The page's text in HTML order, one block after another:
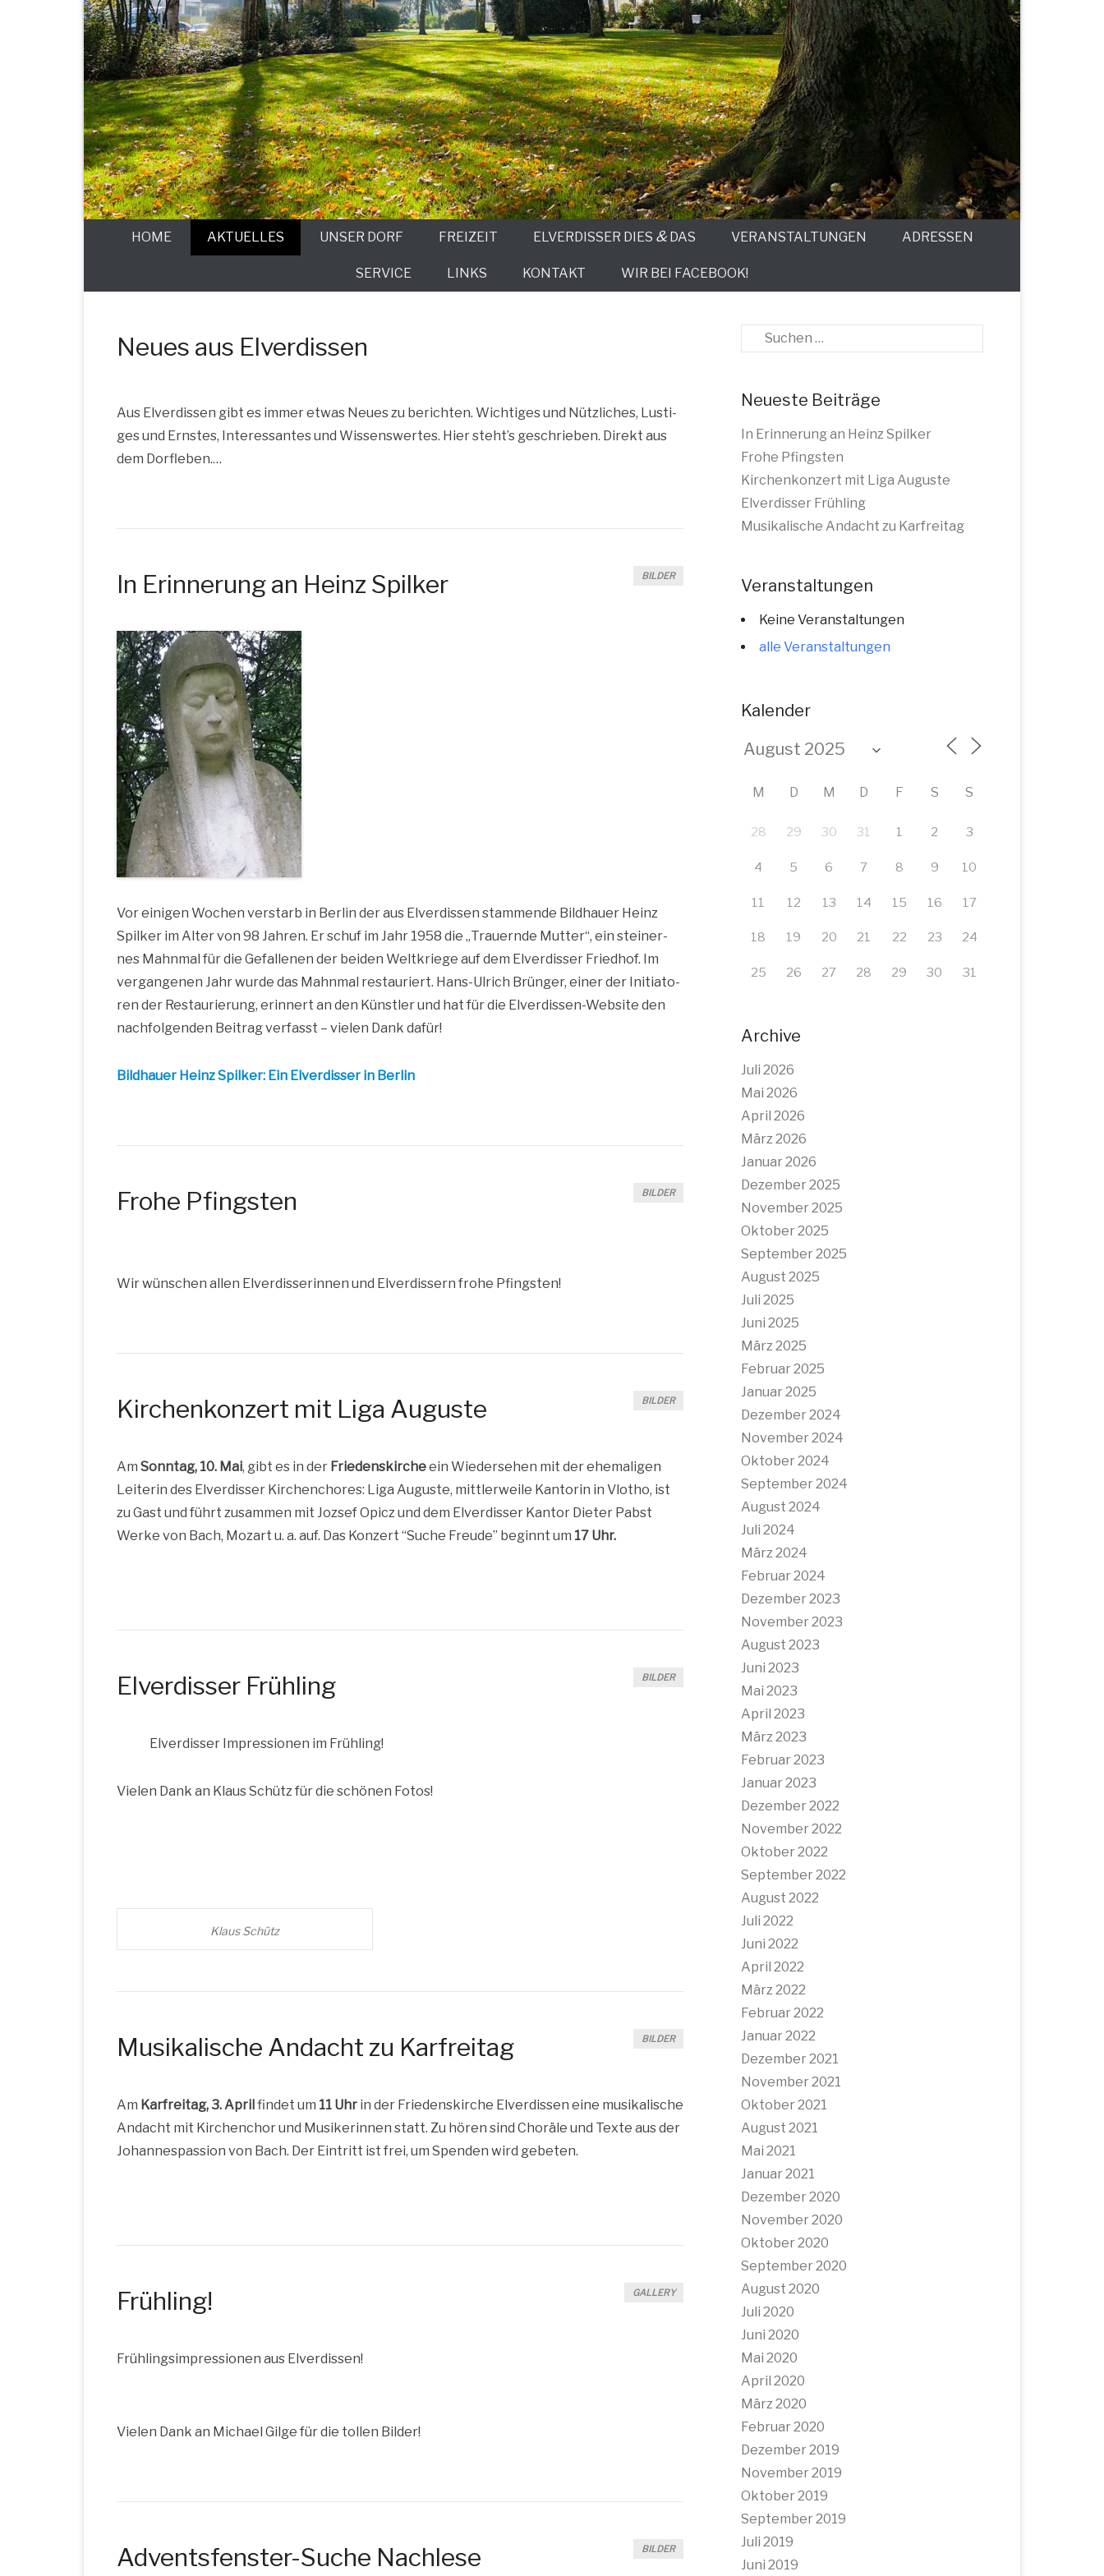
HOME AKTUELLES UNSER DORF FREIZEIT ELVERDISSER DIES &DAS VERANSTALTUNGEN ADRESSEN
SERVICE LINKS KONTAKT WIR BEI FACEBOOK!
Neues aus Elverdissen
Aus Elver­dis­sen gibt es immer etwas Neu­es zu berich­ten. Wich­ti­ges und Nütz­li­ches, Lus­ti­
ges und Erns­tes, Inter­es­san­tes und Wis­sens­wer­tes. Hier steht’s geschrie­ben. Direkt aus
dem Dorfleben.…
In Erinnerung an Heinz Spilker BILDER
Vor eini­gen Wochen ver­starb in Ber­lin der aus Elver­dis­sen stam­men­de Bild­hau­er Heinz
Spil­ker im Alter von 98 Jah­ren. Er schuf im Jahr 1958 die „Trau­ern­de Mut­ter“, ein stei­ner­
nes Mahn­mal für die Gefal­le­nen der bei­den Welt­krie­ge auf dem Elver­dis­ser Fried­hof. Im
ver­gan­ge­nen Jahr wur­de das Mahn­mal restau­riert. Hans-Ulrich Brün­ger, einer der Initia­to­
ren der Restau­rie­rung, erin­nert an den Künst­ler und hat für die Elver­dis­sen-Web­site den
nach­fol­gen­den Bei­trag ver­fasst – vie­len Dank dafür!
Bild­hau­er Heinz Spil­ker: Ein Elver­dis­ser in Berlin
Frohe Pfingsten BILDER
Wir wün­schen allen Elver­dis­se­rin­nen und Elver­dis­sern fro­he Pfingsten!
Kirchenkonzert mit Liga Auguste BILDER
Am Sonn­tag, 10. Mai, gibt es in der Frie­dens­kir­cheein Wie­der­se­hen mit der ehe­ma­li­gen
Lei­te­rin des Elver­dis­ser Kir­chen­cho­res: Liga Augus­te, mitt­ler­wei­le Kan­to­rin in Vlo­tho, ist
zu Gast und führt zusam­men mit Joz­sef Opicz und dem Elver­dis­ser Kan­tor Die­ter Pabst
Wer­ke von Bach, Mozart u. a. auf. Das Kon­zert “Suche Freu­de” beginnt um 17 Uhr.
Elverdisser Frühling BILDER
Elver­dis­ser Impres­sio­nen im Frühling!
Vie­len Dank an Klaus Schütz für die schö­nen Fotos!
Klaus Schütz
Musikalische Andacht zu Karfreitag BILDER
Am Kar­frei­tag, 3. Aprilfin­det um 11 Uhr in der Frie­dens­kir­che Elver­dis­sen eine musi­ka­li­sche
Andacht mit Kir­chen­chor und Musi­ke­rin­nen statt. Zu hören sind Cho­rä­le und Tex­te aus der
Johan­nes­pas­si­on von Bach. Der Ein­tritt ist frei, um Spen­den wird gebeten.
Frühling! GALLERY
Früh­lings­im­pres­sio­nen aus Elverdissen!
Vie­len Dank an Micha­el Gil­ge für die tol­len Bilder!
Adventsfenster-Suche Nachlese BILDER
Suche
Neueste Beiträge
In Erinnerung an Heinz Spilker
Frohe Pfingsten
Kirchenkonzert mit Liga Auguste
Elverdisser Frühling
Musikalische Andacht zu Karfreitag
Veranstaltungen
Keine Veranstaltungen
alle Veranstaltungen
Kalender
M D M D F S S
28 29 30 31 1 2 3
4 5 6 7 8 9 10
11 12 13 14 15 16 17
18 19 20 21 22 23 24
25 26 27 28 29 30 31
Archive
Juli 2026
Mai 2026
April 2026
März 2026
Januar 2026
Dezember 2025
November 2025
Oktober 2025
September 2025
August 2025
Juli 2025
Juni 2025
März 2025
Februar 2025
Januar 2025
Dezember 2024
November 2024
Oktober 2024
September 2024
August 2024
Juli 2024
März 2024
Februar 2024
Dezember 2023
November 2023
August 2023
Juni 2023
Mai 2023
April 2023
März 2023
Februar 2023
Januar 2023
Dezember 2022
November 2022
Oktober 2022
September 2022
August 2022
Juli 2022
Juni 2022
April 2022
März 2022
Februar 2022
Januar 2022
Dezember 2021
November 2021
Oktober 2021
August 2021
Mai 2021
Januar 2021
Dezember 2020
November 2020
Oktober 2020
September 2020
August 2020
Juli 2020
Juni 2020
Mai 2020
April 2020
März 2020
Februar 2020
Dezember 2019
November 2019
Oktober 2019
September 2019
Juli 2019
Juni 2019